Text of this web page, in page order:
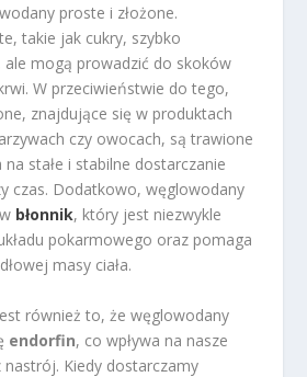
proste i złożone.
takie jak cukry, szybko
ale mogą prowadzić do skoków
W przeciwieństwie do tego,
znajdujące się w produktach
czy owocach, są trawione
stałe i stabilne dostarczanie
czas. Dodatkowo, węglowodany
błonnik, który jest niezwykle
pokarmowego oraz pomaga
masy ciała.
również to, że węglowodany
endorfin, co wpływa na nasze
Kiedy dostarczamy